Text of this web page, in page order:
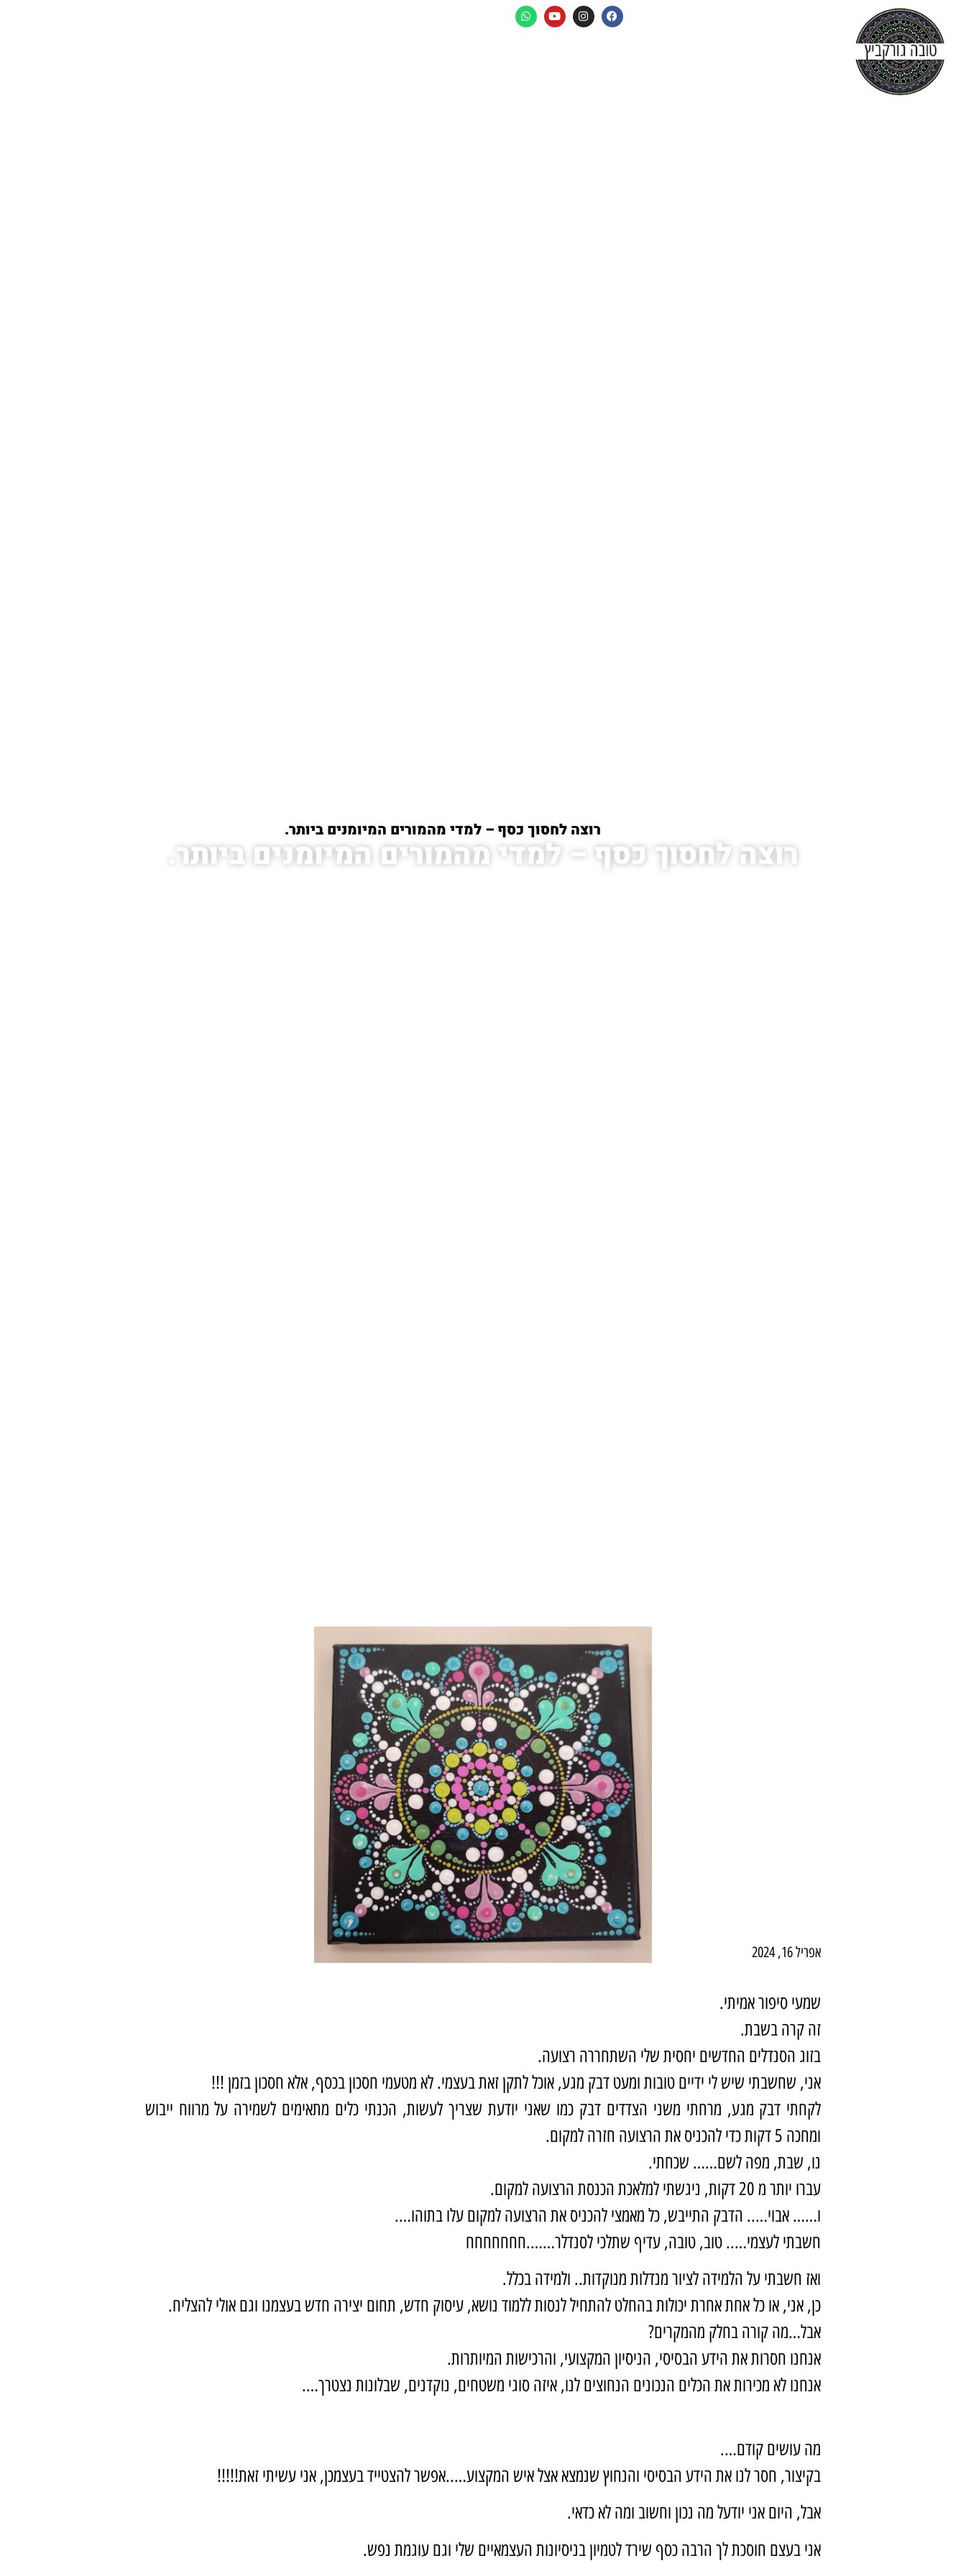
רוצה לחסוך כסף – למדי מהמורים המיומנים ביותר.
רוצה לחסוך כסף – למדי מהמורים המיומנים ביותר.
אפריל 16, 2024
שמעי סיפור אמיתי.
זה קרה בשבת.
בזוג הסנדלים החדשים יחסית שלי השתחררה רצועה.
אני, שחשבתי שיש לי ידיים טובות ומעט דבק מגע, אוכל לתקן זאת בעצמי. לא מטעמי חסכון בכסף, אלא חסכון בזמן !!!
לקחתי דבק מגע, מרחתי משני הצדדים דבק כמו שאני יודעת שצריך לעשות, הכנתי כלים מתאימים לשמירה על מרווח ייבוש
ומחכה 5 דקות כדי להכניס את הרצועה חזרה למקום.
נו, שבת, מפה לשם…… שכחתי.
עברו יותר מ 20 דקות, ניגשתי למלאכת הכנסת הרצועה למקום.
ו…… אבוי….. הדבק התייבש, כל מאמצי להכניס את הרצועה למקום עלו בתוהו….
חשבתי לעצמי….. טוב, טובה, עדיף שתלכי לסנדלר…….חחחחחחח
ואז חשבתי על הלמידה לציור מנדלות מנוקדות.. ולמידה בכלל.
כן, אני, או כל אחת אחרת יכולות בהחלט להתחיל לנסות ללמוד נושא, עיסוק חדש, תחום יצירה חדש בעצמנו וגם אולי להצליח.
אבל…מה קורה בחלק מהמקרים?
אנחנו חסרות את הידע הבסיסי, הניסיון המקצועי, והרכישות המיותרות.
אנחנו לא מכירות את הכלים הנכונים הנחוצים לנו, איזה סוגי משטחים, נוקדנים, שבלונות נצטרך….
מה עושים קודם….
בקיצור, חסר לנו את הידע הבסיסי והנחוץ שנמצא אצל איש המקצוע…..אפשר להצטייד בעצמכן, אני עשיתי זאת!!!!!
אבל, היום אני יודעל מה נכון וחשוב ומה לא כדאי.
אני בעצם חוסכת לך הרבה כסף שירד לטמיון בניסיונות העצמאיים שלי וגם עוגמת נפש.